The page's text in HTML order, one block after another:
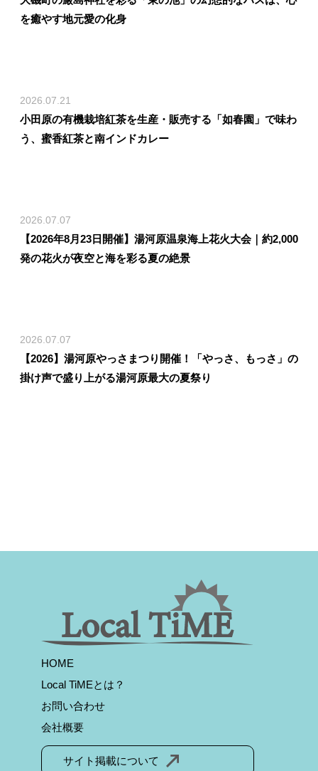
を癒やす地元愛の化身
2026.07.21
小田原の有機栽培紅茶を生産・販売する「如春園」で味わ
う、蜜香紅茶と南インドカレー
2026.07.07
【2026年8月23日開催】湯河原温泉海上花火大会｜約2,000
発の花火が夜空と海を彩る夏の絶景
2026.07.07
【2026】湯河原やっさまつり開催！「やっさ、もっさ」の
掛け声で盛り上がる湯河原最大の夏祭り
HOME
Local TiMEとは？
お問い合わせ
会社概要
サイト掲載について